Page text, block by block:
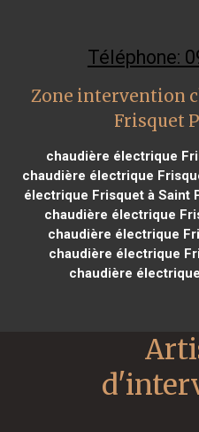
Téléphone:
Zone intervention
Frisquet
chaudière électrique
chaudière électrique
électrique Frisquet à Saint
chaudière électrique
chaudière électrique
chaudière électrique
chaudière